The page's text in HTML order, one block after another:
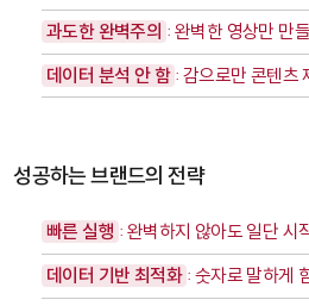
과도한 완벽주의 : 완벽한 영상만 만
데이터 분석 안 함 : 감으로만 콘텐츠
성공하는 브랜드의 전략
빠른 실행 : 완벽하지 않아도 일단 시
데이터 기반 최적화 : 숫자로 말하게